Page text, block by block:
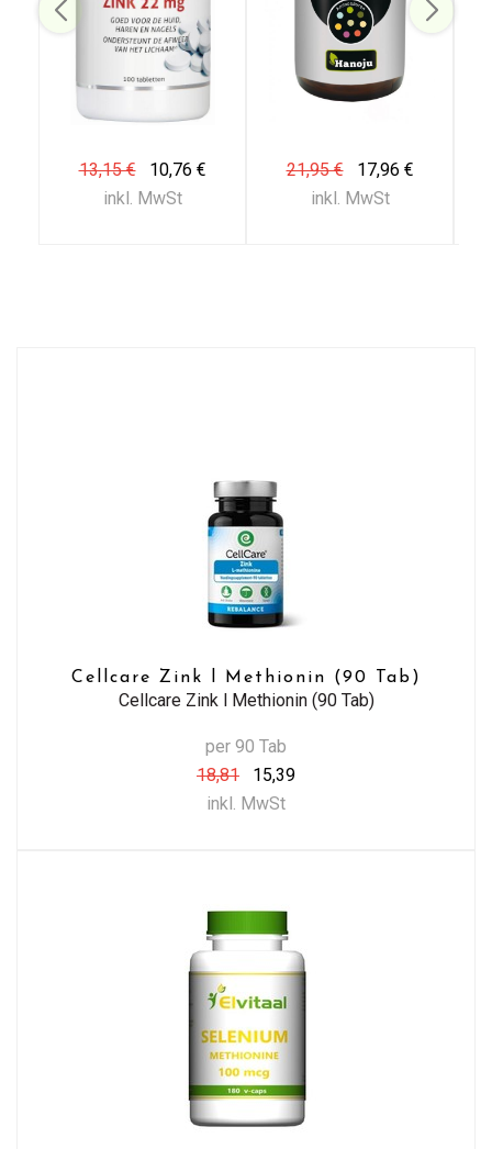
13,15 €
10,76 €
inkl. MwSt
21,95 €
17,96 €
inkl. MwSt
Cellcare Zink l Methionin (90 Tab)
Cellcare Zink l Methionin (90 Tab)
per 90 Tab
18,81
15,39
inkl. MwSt